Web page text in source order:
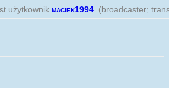
użytkownik maciek1994 . (broadcaster;